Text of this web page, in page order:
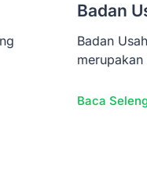
Badan
Badan
Baca